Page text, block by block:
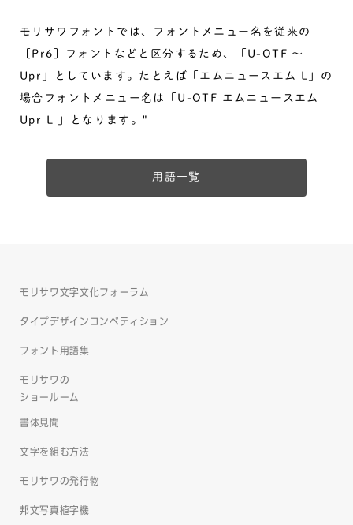
モリサワフォントでは、フォントメニュー名を従来の
［Pr6］フォントなどと区分するため、「U-OTF 〜
Upr」としています。たとえば「エムニュースエム L」の
場合フォントメニュー名は「U-OTF エムニュースエム
Upr L 」となります。"
用語一覧
モリサワ文字文化フォーラム
タイプデザインコンペティション
フォント用語集
モリサワの
ショールーム
書体見聞
文字を組む方法
モリサワの発行物
邦文写真植字機